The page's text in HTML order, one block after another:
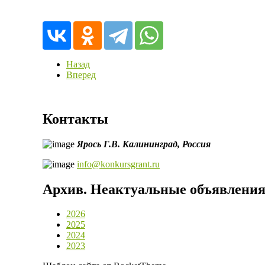
Назад
Вперед
Контакты
Ярось Г.В. Калининград, Россия
info@konkursgrant.ru
Архив. Неактуальные объявления
2026
2025
2024
2023